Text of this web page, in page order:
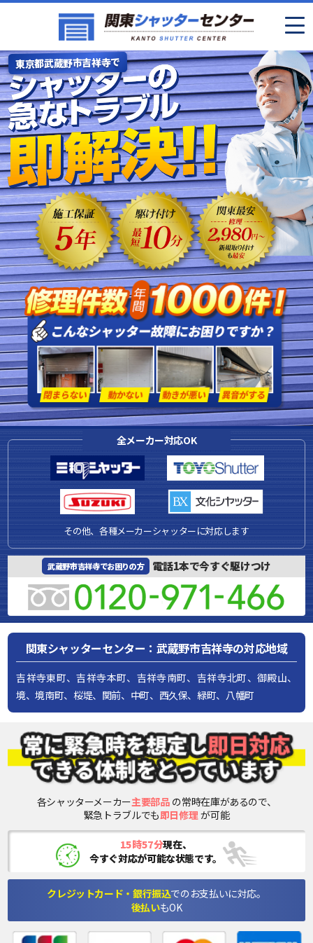
東京都武蔵野市吉祥寺で
全メーカー対応OK
その他、各種メーカーシャッターに対応します
武蔵野市吉祥寺でお困りの方 電話1本で今すぐ駆けつけ
関東シャッターセンター：武蔵野市吉祥寺の対応地域
吉祥寺東町、吉祥寺本町、吉祥寺南町、吉祥寺北町、御殿山、
境、境南町、桜堤、関前、中町、西久保、緑町、八幡町
各シャッターメーカー主要部品 の常時在庫があるので、
緊急トラブルでも即日修理 が可能
15時57分現在、
今すぐ対応が可能な状態です。
クレジットカード・銀行振込でのお支払いに対応。
後払いもOK